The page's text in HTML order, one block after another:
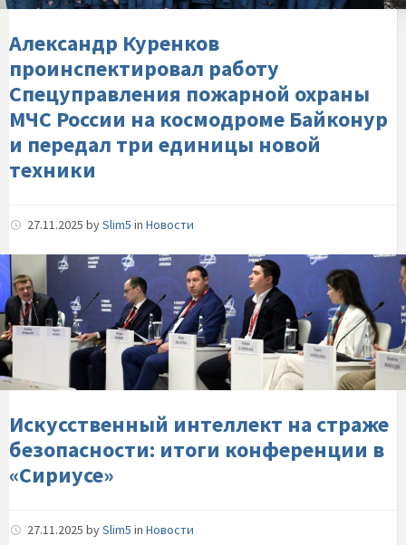
охраны-
МЧС-
России-
на-
космодроме-
Байконур-
и-
техники
Александр Куренков
проинспектировал работу
Спецуправления пожарной охраны
МЧС России на космодроме Байконур
и передал три единицы новой
техники
27.11.2025 bySlim5 in Новости
Искусственный-
интеллект-
на-
страже-
безопасности:-
итоги-
конференции-
в-«Сириусе»
Искусственный интеллект на страже
безопасности: итоги конференции в
«Сириусе»
27.11.2025 bySlim5 in Новости